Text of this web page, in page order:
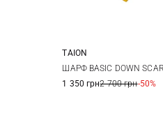
One size
TAION
ШАРФ BASIC DOWN
1 350 грн2 700 грн-50%